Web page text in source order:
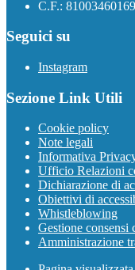
C.F.: 81003460169
Seguici su
Instagram
Sezione Link Utili
Cookie policy
Note legali
Informativa
Ufficio Relazioni
Dichiarazione di
Obiettivi di
Whistleblowing
Gestione consensi
Amministrazione